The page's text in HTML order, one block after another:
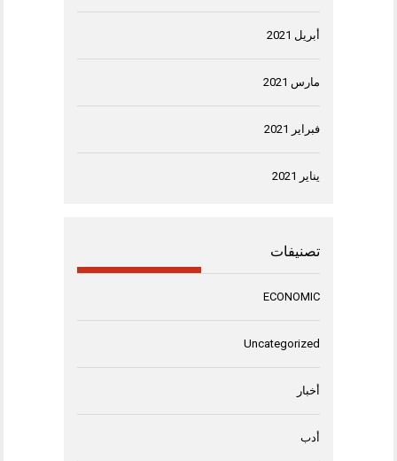
أبريل 2021
مارس 2021
فبراير 2021
يناير 2021
تصنيفات
ECONOMIC
Uncategorized
أخبار
أدب